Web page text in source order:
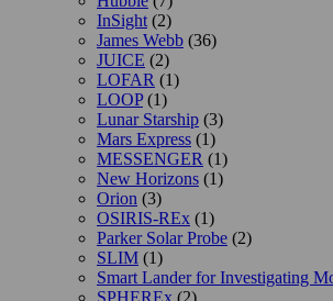
InSight (2)
James Webb (36)
JUICE (2)
LOFAR (1)
LOOP(1)
Lunar Starship (3)
Mars Express (1)
MESSENGER (1)
New Horizons (1)
Orion (3)
OSIRIS-REx (1)
Parker Solar Probe (2)
SLIM (1)
Smart Lander for Investigating
SPHEREx (2)